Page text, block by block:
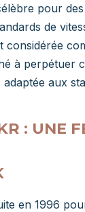
pour
de
considérée
à perpétuer
aux
: UNE
en 1996